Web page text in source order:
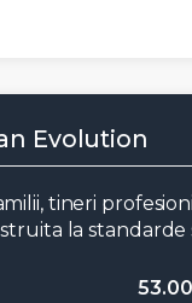
Evolution
tineri
la standarde